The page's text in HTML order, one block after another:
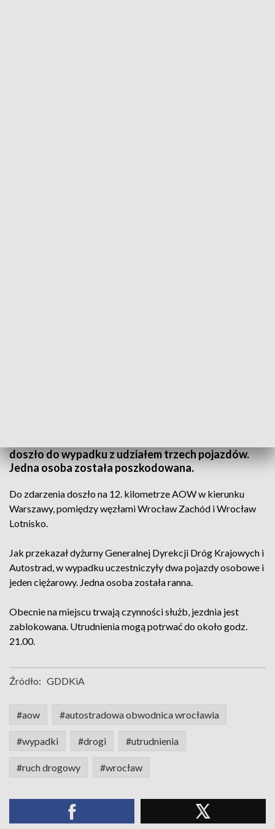
doszło do wypadku z udziałem trzech pojazdów.
Jedna osoba została poszkodowana.
Do zdarzenia doszło na 12. kilometrze AOW w kierunku
Warszawy, pomiędzy węzłami Wrocław Zachód i Wrocław
Lotnisko.
Jak przekazał dyżurny Generalnej Dyrekcji Dróg Krajowych i
Autostrad, w wypadku uczestniczyły dwa pojazdy osobowe i
jeden ciężarowy. Jedna osoba została ranna.
Obecnie na miejscu trwają czynności służb, jezdnia jest
zablokowana. Utrudnienia mogą potrwać do około godz.
21.00.
Źródło: GDDKiA
#aow #autostradowa obwodnica wrocławia
#wypadki #drogi #utrudnienia
#ruch drogowy #wrocław